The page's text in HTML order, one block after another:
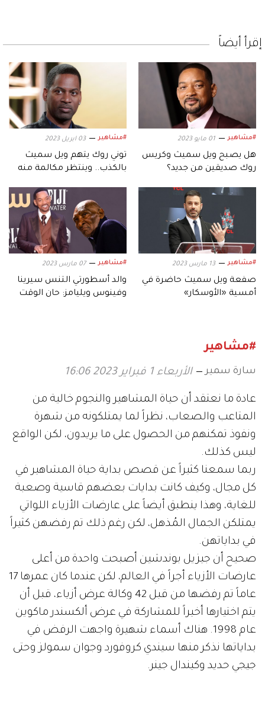
إقرأ أيضاً
#مشاهير 01 مايو 2023
هل يصبح ويل سميث وكريس
روك صديقين من جديد؟
#مشاهير 03 ابريل 2023
توني روك يتهم ويل سميث
بالكذب.. وينتظر مكالمة منه
#مشاهير 13 مارس 2023
صفعة ويل سميث حاضرة في
أمسية «الأوسكار»
#مشاهير 07 مارس 2023
والد أسطورتي التنس سيرينا
وفينوس ويليامز: حان الوقت
#مشاهير
سارة سمير الأربعاء 1 فبراير 2023 16:06
عادة ما نعتقد أن حياة المشاهير والنجوم خالية من
المتاعب والصعاب، نظراً لما يمتلكونه من شهرة
ونفوذ تمكنهم من الحصول على ما يريدون، لكن الواقع
ليس كذلك.
ربما سمعنا كثيراً عن قصص بداية حياة المشاهير في
كل مجال، وكيف كانت بدايات بعضهم قاسية وصعبة
للغاية، وهذا ينطبق أيضاً على عارضات الأزياء اللواتي
يمتلكن الجمال المُذهل، لكن رغم ذلك تم رفضهن كثيراً
في بداياتهن.
صحيح أن جيزيل بوندشين أصبحت واحدة من أعلى
عارضات الأزياء أجراً في العالم، لكن عندما كان عمرها 17
عاماً تم رفضها من قبل 42 وكالة عرض أزياء، قبل أن
يتم اختيارها أخيراً للمشاركة في عرض ألكسندر ماكوين
عام 1998. هناك أسماء شهيرة واجهت الرفض في
بداياتها نذكر منها سيندي كروفورد وجوان سمولز وحتى
جيجي حديد وكيندال جينر.